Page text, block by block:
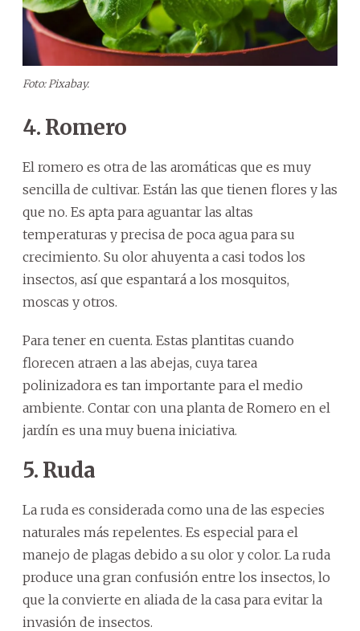
Foto: Pixabay.
4. Romero
El romero es otra de las aromáticas que es muy
sencilla de cultivar. Están las que tienen flores y las
que no. Es apta para aguantar las altas
temperaturas y precisa de poca agua para su
crecimiento. Su olor ahuyenta a casi todos los
insectos, así que espantará a los mosquitos,
moscas y otros.
Para tener en cuenta. Estas plantitas cuando
florecen atraen a las abejas, cuya tarea
polinizadora es tan importante para el medio
ambiente. Contar con una planta de Romero en el
jardín es una muy buena iniciativa.
5. Ruda
La ruda es considerada como una de las especies
naturales más repelentes. Es especial para el
manejo de plagas debido a su olor y color. La ruda
produce una gran confusión entre los insectos, lo
que la convierte en aliada de la casa para evitar la
invasión de insectos.